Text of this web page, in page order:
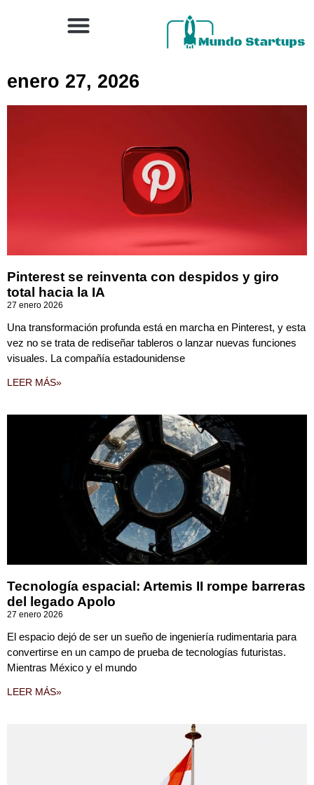
enero 27, 2026
Pinterest se reinventa con despidos y giro
total hacia la IA
27 enero 2026
Una transformación profunda está en marcha en Pinterest, y esta
vez no se trata de rediseñar tableros o lanzar nuevas funciones
visuales. La compañía estadounidense
LEER MÁS»
Tecnología espacial: Artemis II rompe barreras
del legado Apolo
27 enero 2026
El espacio dejó de ser un sueño de ingeniería rudimentaria para
convertirse en un campo de prueba de tecnologías futuristas.
Mientras México y el mundo
LEER MÁS»